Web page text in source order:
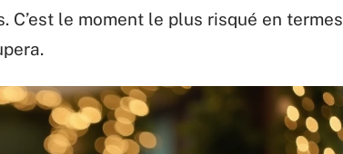
C’est le moment le plus risqué en termes